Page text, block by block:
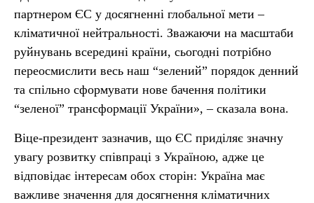
партнером ЄС у досягненні глобальної мети –
кліматичної нейтральності. Зважаючи на масштаби
руйнувань всередині країни, сьогодні потрібно
переосмислити весь наш “зелений” порядок денний
та спільно сформувати нове бачення політики
“зеленої” трансформації України», – сказала вона.
Віце-президент зазначив, що ЄС приділяє значну
увагу розвитку співпраці з Україною, адже це
відповідає інтересам обох сторін: Україна має
важливе значення для досягнення кліматичних